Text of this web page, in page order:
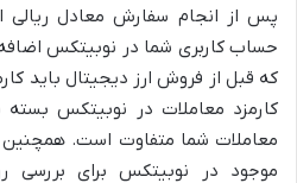
پس از انجام سفارش معادل ریالی
حساب کاربری شما در نوبیتکس
که قبل از فروش ارز دیجیتال باید
کارمزد معاملات در نوبیتکس
معاملات شما متفاوت است. همچنین
موجود در نوبیتکس برای بررسی